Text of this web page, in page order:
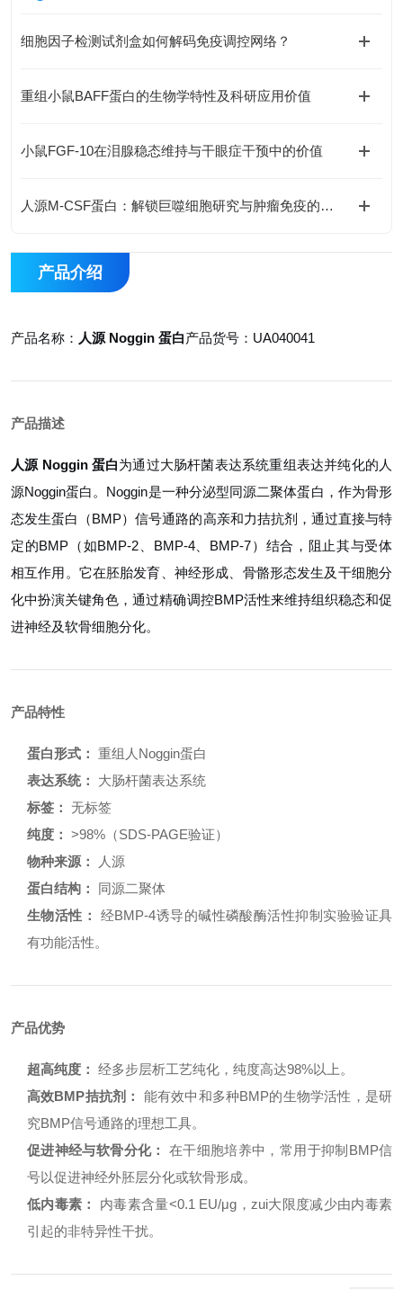
细胞因子检测试剂盒如何解码免疫调控网络？
重组小鼠BAFF蛋白的生物学特性及科研应用价值
小鼠FGF-10在泪腺稳态维持与干眼症干预中的价值
人源M-CSF蛋白：解锁巨噬细胞研究与肿瘤免疫的科研密钥
产品介绍
产品名称： 人源 Noggin 蛋白产品货号：UA040041
产品描述
人源 Noggin 蛋白为通过大肠杆菌表达系统重组表达并纯化的人
源Noggin蛋白。Noggin是一种分泌型同源二聚体蛋白，作为骨形
态发生蛋白（BMP）信号通路的高亲和力拮抗剂，通过直接与特
定的BMP（如BMP-2、BMP-4、BMP-7）结合，阻止其与受体
相互作用。它在胚胎发育、神经形成、骨骼形态发生及干细胞分
化中扮演关键角色，通过精确调控BMP活性来维持组织稳态和促
进神经及软骨细胞分化。
产品特性
蛋白形式： 重组人Noggin蛋白
表达系统：
大肠杆菌表达系统
标签： 无标签
纯度： >98%（SDS-PAGE验证）
物种来源：
人源
蛋白结构：
同源二聚体
生物活性：
经BMP-4诱导的碱性磷酸酶活性抑制实验验证具
有功能活性。
产品优势
超高纯度： 经多步层析工艺纯化，纯度高达98%以上。
高效BMP拮抗剂：
能有效中和多种BMP的生物学活性，是研
究BMP信号通路的理想工具。
促进神经与软骨分化：
在干细胞培养中，常用于抑制BMP信
号以促进神经外胚层分化或软骨形成。
低内毒素：
内毒素含量<0.1 EU/μg，zui大限度减少由内毒素
引起的非特异性干扰。